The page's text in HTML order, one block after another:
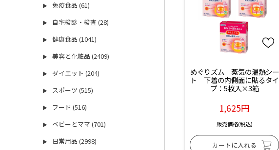
▶ 免疫食品 (61)
▶ 自宅検診・検査 (28)
▶ 健康食品 (1041)
▶ 美容と化粧品 (2409)
▶ ダイエット (204)
▶ スポーツ (515)
▶ フード (516)
▶ ベビーとママ (701)
▶ 日常用品 (2998)
めぐりズム　蒸気の温熱シー
ト　下着の内側面に貼るタイ
プ：5枚入×3箱
1,625円
販売価格(税込)